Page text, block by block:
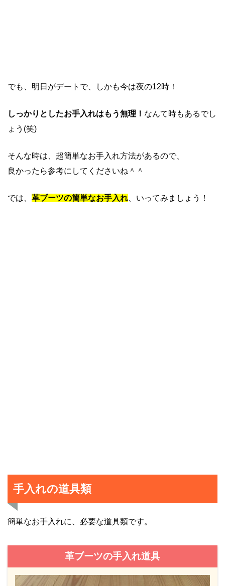
でも、明日がデートで、しかも今は夜の12時！
しっかりとしたお手入れはもう無理！ なんて時もあるでし
ょう(笑)
そんな時は、超簡単なお手入れ方法があるので、
良かったら参考にしてくださいね＾＾
では、 革ブーツの簡単なお手入れ 、いってみましょう！
手入れの道具類
簡単なお手入れに、必要な道具類です。
革ブーツの手入れ道具